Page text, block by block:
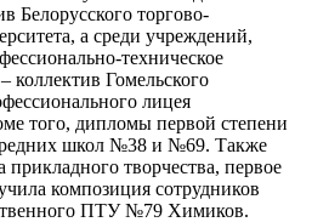
Белорусского торгово-
а среди учреждений,
техническое
коллектив Гомельского
лицея
того, дипломы первой степени
школ №38 и №69. Также
прикладного творчества, первое
композиция сотрудников
ПТУ №79 Химиков.